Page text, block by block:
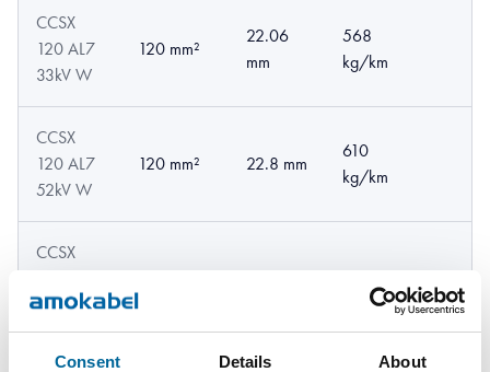
Consent Details About
CCSX
120 AL7
33kV W
120 mm²
22.06
mm
568
kg/km
CCSX
120 AL7
52kV W
120 mm² 22.8 mm
610
kg/km
CCSX
20(24)kV
W
159 mm²
kg/km